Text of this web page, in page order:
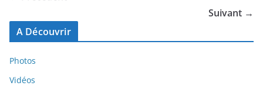
Suivant →
A Découvrir
Photos
Vidéos